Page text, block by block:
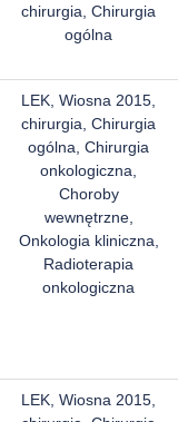
chirurgia, Chirurgia
ogólna
LEK, Wiosna 2015,
chirurgia, Chirurgia
ogólna, Chirurgia
onkologiczna,
Choroby
wewnętrzne,
Onkologia kliniczna,
Radioterapia
onkologiczna
LEK, Wiosna 2015,